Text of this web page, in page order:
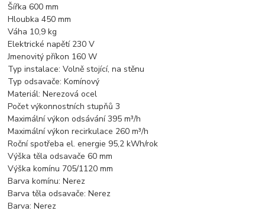
Šířka 600 mm
Hloubka 450 mm
Váha 10,9 kg
Elektrické napětí 230 V
Jmenovitý příkon 160 W
Typ instalace: Volně stojící, na stěnu
Typ odsavače: Komínový
Materiál: Nerezová ocel
Počet výkonnostních stupňů 3
Maximální výkon odsávání 395 m³/h
Maximální výkon recirkulace 260 m³/h
Roční spotřeba el. energie 95,2 kWh/rok
Výška těla odsavače 60 mm
Výška komínu 705/1120 mm
Barva komínu: Nerez
Barva těla odsavače: Nerez
Barva: Nerez